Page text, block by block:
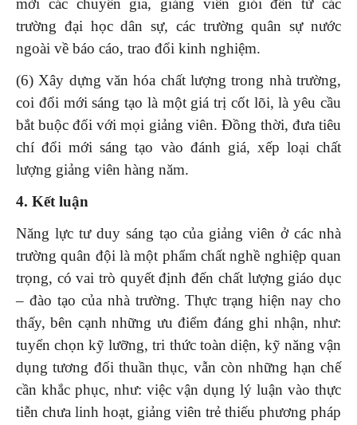
mời các chuyên gia, giảng viên giỏi đến từ các
trường đại học dân sự, các trường quân sự nước
ngoài về báo cáo, trao đổi kinh nghiệm.
(6) Xây dựng văn hóa chất lượng trong nhà trường,
coi đổi mới sáng tạo là một giá trị cốt lõi, là yêu cầu
bắt buộc đối với mọi giảng viên. Đồng thời, đưa tiêu
chí đổi mới sáng tạo vào đánh giá, xếp loại chất
lượng giảng viên hàng năm.
4. Kết luận
Năng lực tư duy sáng tạo của giảng viên ở các nhà
trường quân đội là một phẩm chất nghề nghiệp quan
trọng, có vai trò quyết định đến chất lượng giáo dục
– đào tạo của nhà trường. Thực trạng hiện nay cho
thấy, bên cạnh những ưu điểm đáng ghi nhận, như:
tuyển chọn kỹ lưỡng, tri thức toàn diện, kỹ năng vận
dụng tương đối thuần thục, vẫn còn những hạn chế
cần khắc phục, như: việc vận dụng lý luận vào thực
tiễn chưa linh hoạt, giảng viên trẻ thiếu phương pháp